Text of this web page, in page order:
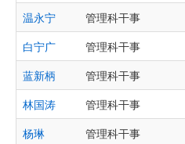
温永宁
管理科干事
白宁广
管理科干事
蓝新柄
管理科干事
林国涛
管理科干事
杨琳
管理科干事